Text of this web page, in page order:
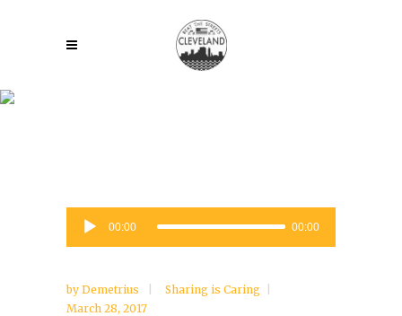
Audio
00:00 00:00
by Demetrius
Sharing is Caring
March 28, 2017